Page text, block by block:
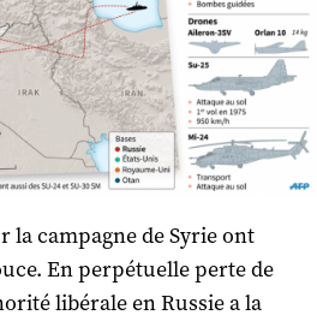
la campagne de Syrie ont
En perpétuelle perte de
libérale en Russie a la